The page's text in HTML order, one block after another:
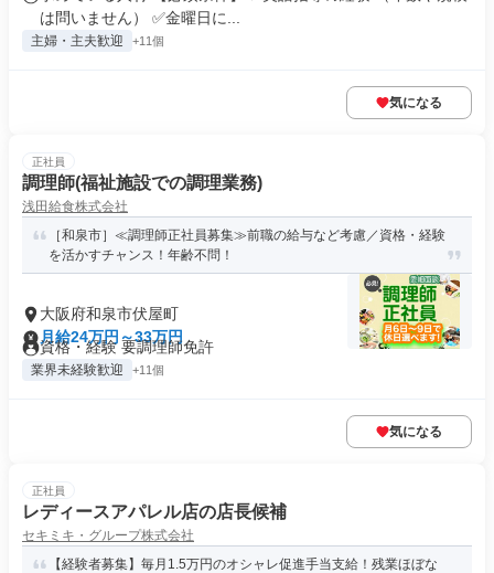
分）
は問いません） ✅金曜日に...
主婦・主夫歓迎 +11個
気になる
正社員
調理師(福祉施設での調理業務)
浅田給食株式会社
［和泉市］≪調理師正社員募集≫前職の給与など考慮／資格・経験
を活かすチャンス！年齢不問！
大阪府和泉市伏屋町
月給24万円～33万円
資格・経験 要調理師免許
業界未経験歓迎 +11個
気になる
正社員
レディースアパレル店の店長候補
セキミキ・グループ株式会社
【経験者募集】毎月1.5万円のオシャレ促進手当支給！残業ほぼな